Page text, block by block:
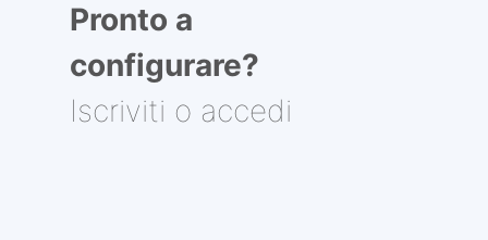
Pronto a
configurare?
Iscriviti o accedi